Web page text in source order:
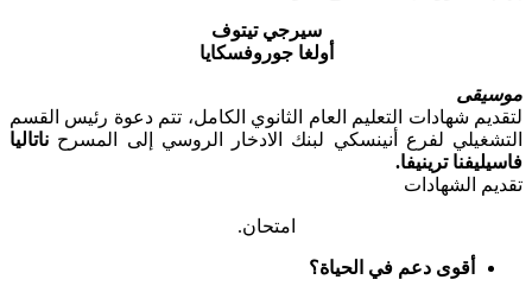
سيرجي تيتوف
أولغا جوروفسكايا
موسيقى
لتقديم شهادات التعليم العام الثانوي الكامل، تتم دعوة رئيس القسم
التشغيلي لفرع أنينسكي لبنك الادخار الروسي إلى المسرح ناتاليا
فاسيليفنا ترينيفا.
تقديم الشهادات
امتحان.
أقوى دعم في الحياة؟